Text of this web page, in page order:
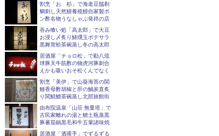
割烹「おゝ杉」で海老豆鬚剃
鯛刺し天然鰻養殖鰻自家製ポ
ン酢名物うなしゃぶ発祥の店
吞み喰い処「高太郎」で大豆
お浸し〆炙り鰆燻玉ポテサラ
黒舞茸蛤茶碗蒸し冬の高太郎
居酒屋「チョロ松」で勘八琉
球豚天牛筋酢の物虎河豚刺合
えかも吸いおそ松くんでなく
割烹「美伊」で山葵海苔の関
鯵香母酢胡椒と肝の鯒炭直炙
り関鯖鱧茶碗蒸し北部旅館街
由布院温泉「山荘 無量塔」で
古民家離れの湯と鱧土瓶蒸黒
豚蕃茄鍋黒毛和牛五葷諸味焼
居酒屋「酒甫手」でずるずる